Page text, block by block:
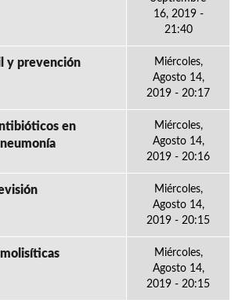
16, 2019 -
21:40
y prevención
Miércoles,
Agosto 14,
2019 - 20:17
en
Miércoles,
Agosto 14,
2019 - 20:16
Miércoles,
Agosto 14,
2019 - 20:15
Miércoles,
Agosto 14,
2019 - 20:15